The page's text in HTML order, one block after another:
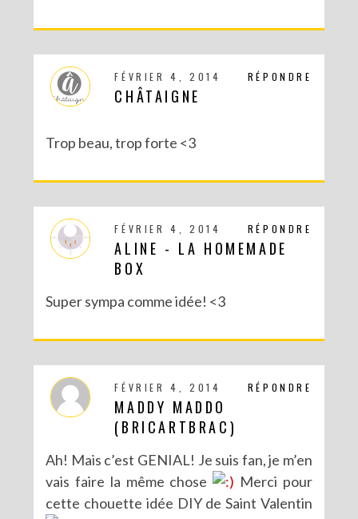
RÉPONDRE
FÉVRIER 4, 2014
CHÂTAIGNE
Trop beau, trop forte <3
RÉPONDRE
FÉVRIER 4, 2014
ALINE - LA HOMEMADE
BOX
Super sympa comme idée! <3
RÉPONDRE
FÉVRIER 4, 2014
MADDY MADDO
(BRICARTBRAC)
Ah! Mais c’est GENIAL! Je suis fan, je m’en
vais faire la même chose
Merci pour
cette chouette idée DIY de Saint Valentin